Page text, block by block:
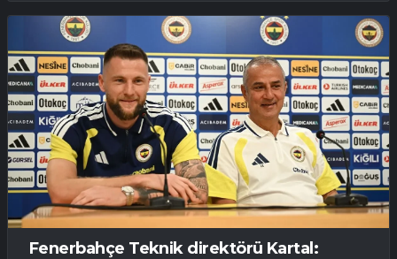
Fenerbahçe Teknik direktörü Kartal: